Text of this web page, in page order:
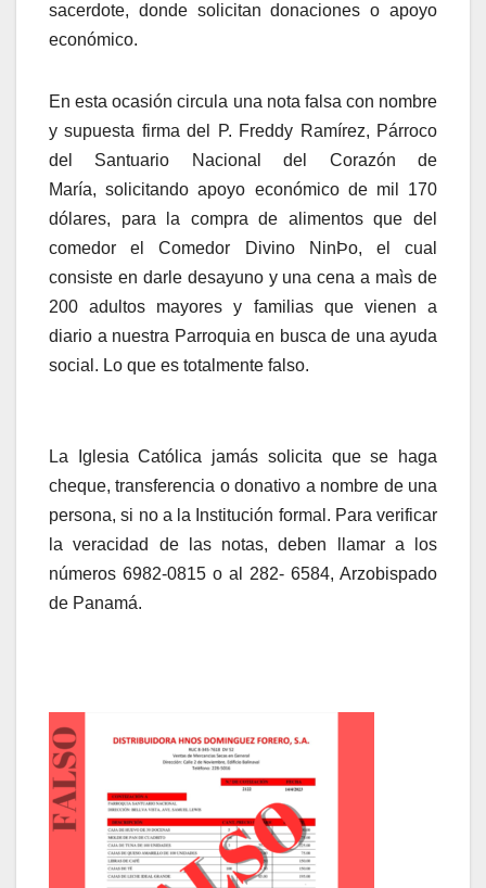
sacerdote, donde solicitandonacioneso apoyo
económico.
En estaocasióncircula una nota falsa con nombre
y supuesta firma del P. Freddy Ramírez, Párroco
del Santuario Nacional del Corazón de
María,solicitandoapoyo económicode mil 170
dólares, para la compra de alimentos quedel
comedor el Comedor Divino NinÞo, el cual
consiste en darle desayuno y una cena a maìs de
200 adultos mayores y familias que vienen a
diario a nuestra Parroquia en busca de una ayuda
social. Lo que es totalmente falso.
La Iglesia Católica jamás solicita que se haga
cheque, transferencia o donativo a nombre de una
persona, si no a la Institución formal. Para verificar
la veracidad de las notas,deben
llamar a los
números 6982-0815 o al 282- 6584, Arzobispado
de Panamá.